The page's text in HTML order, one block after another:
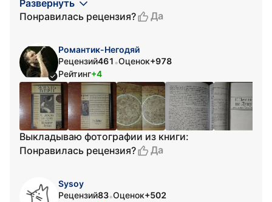
Развернуть
Понравилась рецензия?
Да
Романтик-Негодяй
Рецензий461 •Оценок+978
Рейтинг+4
Выкладываю фотографии из книги:
Понравилась рецензия?
Да
Sysoy
Рецензий83•Оценок+502